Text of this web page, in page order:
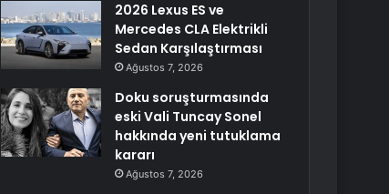
2026 Lexus ES ve
Mercedes CLA Elektrikli
Sedan Karşılaştırması
Ağustos 7, 2026
Doku soruşturmasında
eski Vali Tuncay Sonel
hakkında yeni tutuklama
kararı
Ağustos 7, 2026